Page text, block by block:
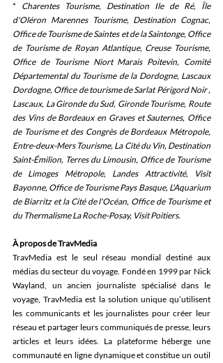
* Charentes Tourisme, Destination Ile de Ré, Île
d'Oléron Marennes Tourisme, Destination Cognac,
Office de Tourisme de Saintes et de la Saintonge, Office
de Tourisme de Royan Atlantique, Creuse Tourisme,
Office de Tourisme Niort Marais Poitevin, Comité
Départemental du Tourisme de la Dordogne, Lascaux
Dordogne, Office de tourisme de Sarlat Périgord Noir ,
Lascaux, La Gironde du Sud, Gironde Tourisme, Route
des Vins de Bordeaux en Graves et Sauternes, Office
de Tourisme et des Congrès de Bordeaux Métropole,
Entre-deux-Mers Tourisme, La Cité du Vin, Destination
Saint-Émilion, Terres du Limousin, Office de Tourisme
de Limoges Métropole, Landes Attractivité, Visit
Bayonne, Office de Tourisme Pays Basque, L'Aquarium
de Biarritz et la Cité de l'Océan, Office de Tourisme et
du Thermalisme La Roche-Posay, Visit Poitiers.
À propos de TravMedia
TravMedia est le seul réseau mondial destiné aux
médias du secteur du voyage. Fondé en 1999 par Nick
Wayland, un ancien journaliste spécialisé dans le
voyage, TravMedia est la solution unique qu’utilisent
les communicants et les journalistes pour créer leur
réseau et partager leurs communiqués de presse, leurs
articles et leurs idées. La plateforme héberge une
communauté en ligne dynamique et constitue un outil